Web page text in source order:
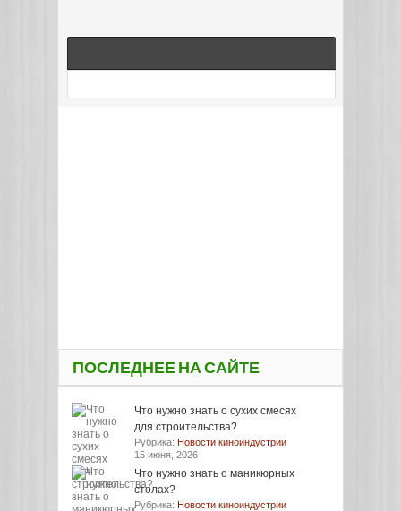
ПОСЛЕДНЕЕ НА САЙТЕ
Что нужно знать о сухих смесях
для строительства?
Рубрика: Новости киноиндустрии
15 июня, 2026
Что нужно знать о маникюрных
столах?
Рубрика: Новости киноиндустрии